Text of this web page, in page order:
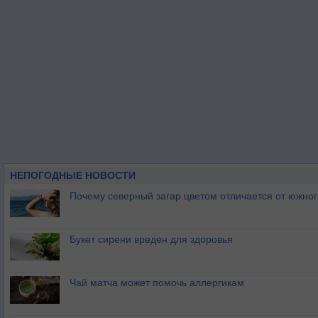
НЕПОГОДНЫЕ НОВОСТИ
Почему северный загар цветом отличается от
Букет сирени вреден для здоровья
Чай матча может помочь аллергикам